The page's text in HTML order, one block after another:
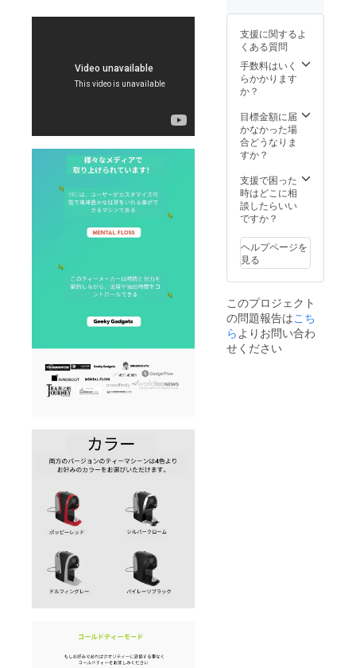
約を
キャン
セルさ
せてい
ただき
ますの
.japan
@bru-
tea.co
くださ
い。 ※
こちら
のリ
価格は
送料込
みと
なって
す。 ※
本品は
海外か
らの発
ラーは4
色より
お選び
くださ
い。
※VIPワ
をされ
た方で
プラチ
をご購
入され
たい場
合はお
すがこ
ちらを
ご購入
いただ
後、予
約を
キャン
セルさ
せてい
ペアの
レット
ホース
×3 ・ガ
ラス抽
出チャ
・マイ
クロ
メッ
シュふ
BRÜ+
マシー
ンのカ
ラーは4
お選び
くださ
い。 ※
こちら
ターン
価格は
送料込
みと
なって
支援に関するよ
くある質問
手数料はいく
らかかります
か？
目標金額に届
かなかった場
合どうなりま
すか？
支援で困った
時はどこに相
談したらいい
ですか？
ヘルプページを
見る
このプロジェクト
の問題報告はこち
ら よりお問い合わ
せください